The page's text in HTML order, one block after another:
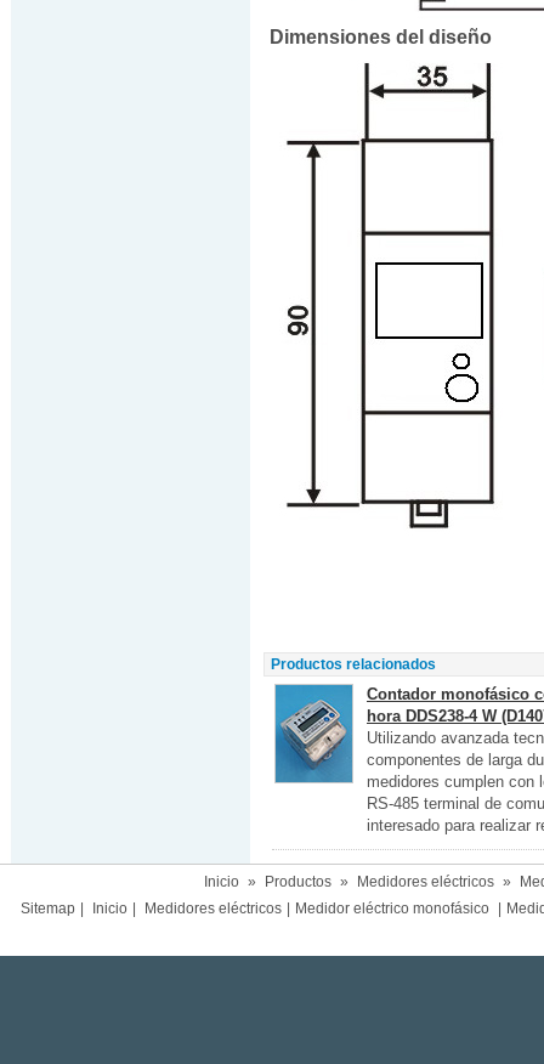
Dimensiones del diseño
Productos relacionados
Contador monofásico
hora DDS238-4 W
Utilizando avanzada
componentes de larga
medidores cumplen con
RS-485 terminal de
interesado para realizar
Inicio » Productos » Medidores eléctricos »
Sitemap
Inicio Medidores eléctricos Medidor eléctrico monofásico